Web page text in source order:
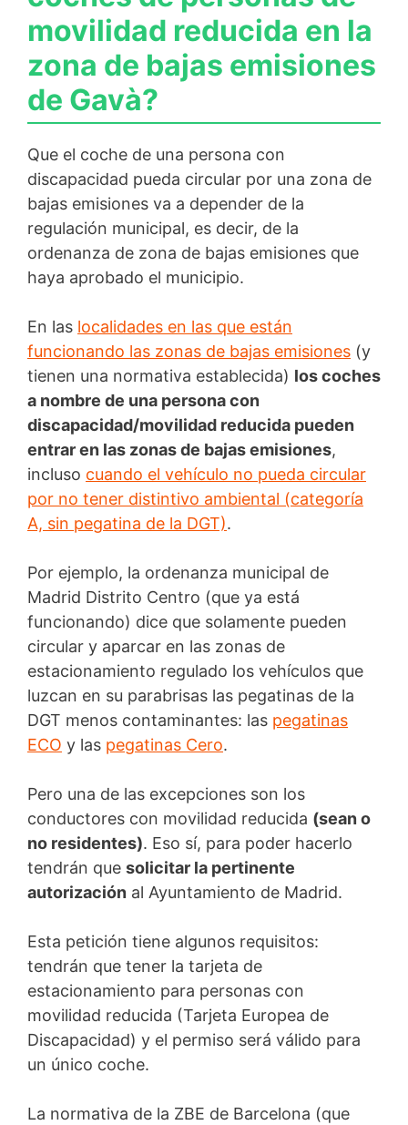
movilidad reducida en la
zona de bajas emisiones
de Gavà?
Que el coche de una persona con
discapacidad pueda circular por una zona de
bajas emisiones va a depender de la
regulación municipal, es decir, de la
ordenanza de zona de bajas emisiones que
haya aprobado el municipio.
En las localidades en las que están
funcionando las zonas de bajas emisiones (y
tienen una normativa establecida) los coches
a nombre de una persona con
discapacidad/movilidad reducida pueden
entrar en las zonas de bajas emisiones,
incluso cuando el vehículo no pueda circular
por no tener distintivo ambiental (categoría
A, sin pegatina de la DGT).
Por ejemplo, la ordenanza municipal de
Madrid Distrito Centro (que ya está
funcionando) dice que solamente pueden
circular y aparcar en las zonas de
estacionamiento regulado los vehículos que
luzcan en su parabrisas las pegatinas de la
DGT menos contaminantes: las pegatinas
ECO y las pegatinas Cero.
Pero una de las excepciones son los
conductores con movilidad reducida (sean o
no residentes). Eso sí, para poder hacerlo
tendrán que solicitar la pertinente
autorización al Ayuntamiento de Madrid.
Esta petición tiene algunos requisitos:
tendrán que tener la tarjeta de
estacionamiento para personas con
movilidad reducida (Tarjeta Europea de
Discapacidad) y el permiso será válido para
un único coche.
La normativa de la ZBE de Barcelona (que